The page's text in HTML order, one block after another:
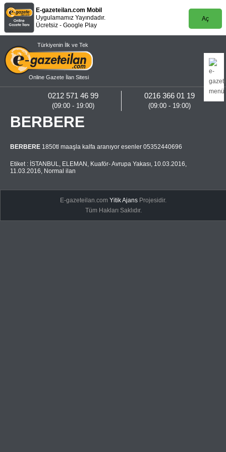
E-gazeteilan.com Mobil
Uygulamamız Yayındadır.
Ücretsiz - Google Play
Aç
Türkiyenin İlk ve Tek
Online Gazete İlan Sitesi
0216 366 01 19
(09:00 - 19:00)
0212 571 46 99
(09:00 - 19:00)
BERBERE
BERBERE 1850tl maaşla kalfa aranıyor esenler 05352440696
Etiket : İSTANBUL, ELEMAN , Kuaför- Avrupa Yakası, 10.03.2016,
11.03.2016, Normal ilan
E-gazeteilan.comYitik Ajans Projesidir.
Tüm Hakları Saklıdır.